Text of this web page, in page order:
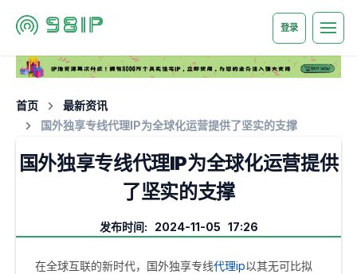
登录
首页
最新资讯
国外独享专线代理IP为全球化运营提供了坚实的支撑
国外独享专线代理IP为全球化运营提供
了坚实的支撑
发布时间: 2024-11-05 17:26
在全球互联的新时代，国外独享专线代理ip以其无可比拟